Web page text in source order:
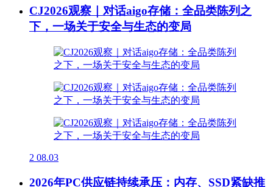
CJ2026观察｜对话aigo存储：全品类陈列之
下，一场关于安全与生态的变局
2 08.03
2026年PC供应链持续承压：内存、SSD紧缺推